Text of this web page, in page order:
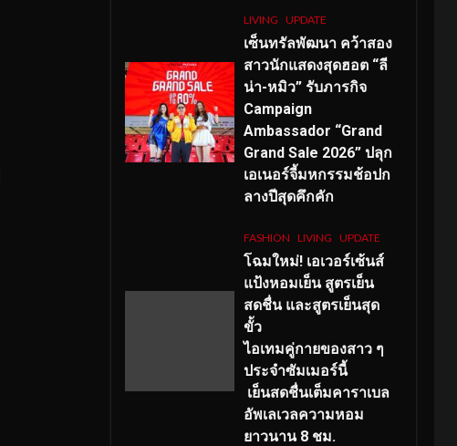
LIVING UPDATE
เซ็นทรัลพัฒนา คว้าสอง
สาวนักแสดงสุดฮอต “ลี
น่า-หมิว” รับภารกิจ
Campaign
Ambassador “Grand
Grand Sale 2026” ปลุก
เอเนอร์จี้มหกรรมช้อปก
ลางปีสุดคึกคัก
FASHION LIVING UPDATE
โฉมใหม่! เอเวอร์เซ้นส์
แป้งหอมเย็น สูตรเย็น
สดชื่น และสูตรเย็นสุด
ขั้ว
ไอเทมคู่กายของสาว ๆ
ประจำซัมเมอร์นี้
เย็นสดชื่นเต็มคาราเบล
อัพเลเวลความหอม
ยาวนาน 8 ชม.